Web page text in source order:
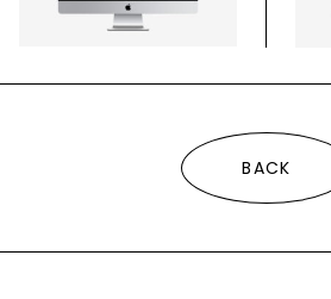
BACK